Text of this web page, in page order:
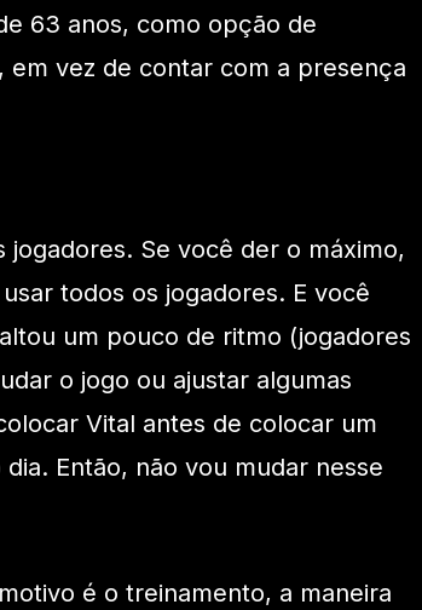
63 anos, como opção de
vez de contar com a presença
jogadores. Se você der o máximo,
todos os jogadores. E você
um pouco de ritmo (jogadores
o jogo ou ajustar algumas
Vital antes de colocar um
Então, não vou mudar nesse
é o treinamento, a maneira